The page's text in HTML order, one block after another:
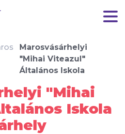
Marosvásárhelyi
"Mihai Viteazul"
Általános Iskola
"Mihai
Iskola